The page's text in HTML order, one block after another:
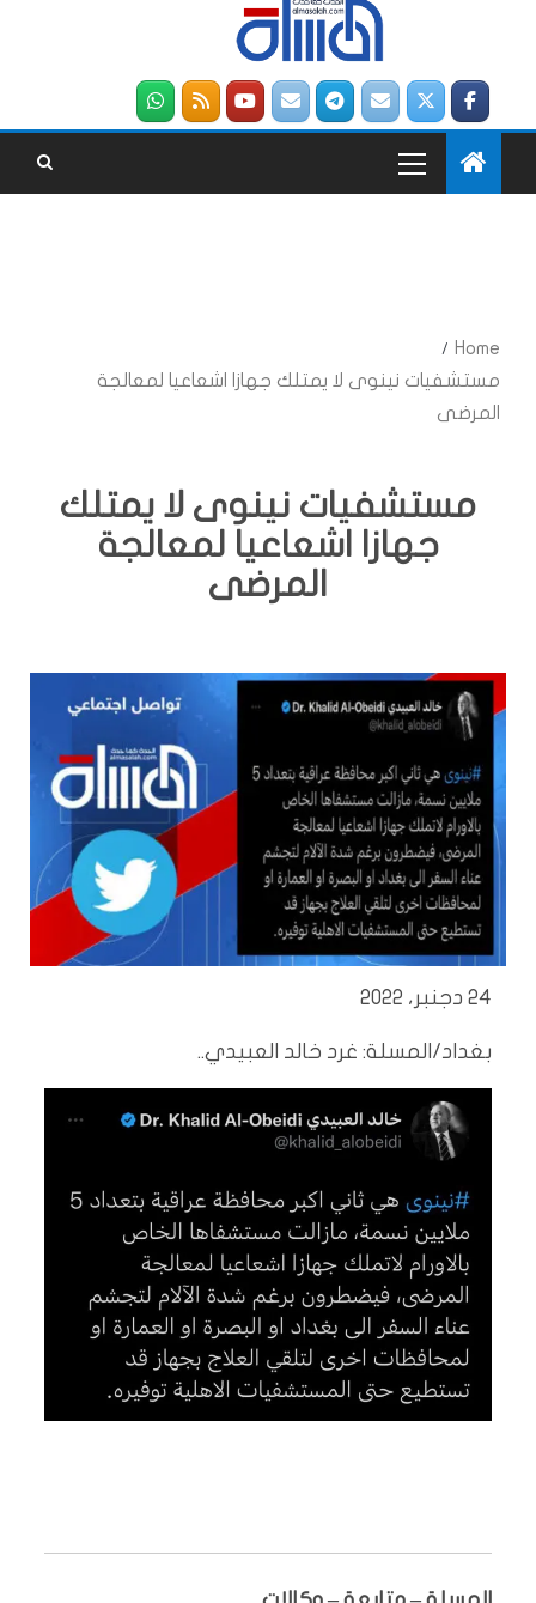
Home
مستشفيات نينوى لا يمتلك جهازا اشعاعيا لمعالجة
المرضى
مستشفيات نينوى لا يمتلك
جهازا اشعاعيا لمعالجة
المرضى
24 دجنبر، 2022
بغداد/المسلة: غرد خالد العبيدي..